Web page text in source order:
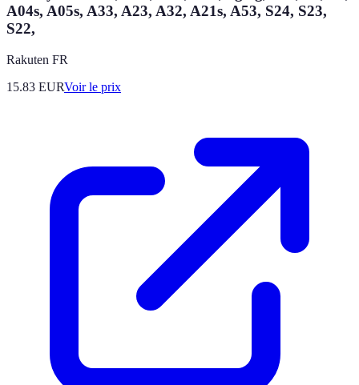
A04s, A05s, A33, A23, A32, A21s, A53, S24, S23,
S22,
Rakuten FR
15.83 EURVoir le prix